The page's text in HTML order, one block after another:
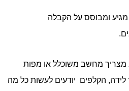
מגיע ומבוסס על הקבלה
מצריך מחשב משוכלל או מפות
לידה, הקלפים יודעים לעשות כל מה